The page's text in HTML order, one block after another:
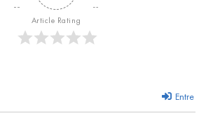
Article Rating
Entre